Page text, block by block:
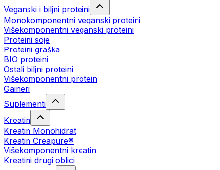
Veganski i biljni proteini
Monokomponentni veganski proteini
Višekomponentni veganski proteini
Proteini soje
Proteini graška
BIO proteini
Ostali biljni proteini
Višekomponentni protein
Gaineri
Suplementi
Kreatin
Kreatin Monohidrat
Kreatin Creapure®
Višekomponentni kreatin
Kreatini drugi oblici